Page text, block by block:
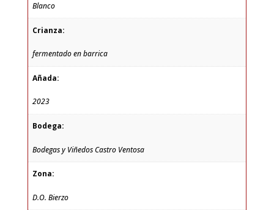
Blanco
Crianza:
fermentado en barrica
Añada:
2023
Bodega:
Bodegas y Viñedos Castro Ventosa
Zona:
D.O. Bierzo